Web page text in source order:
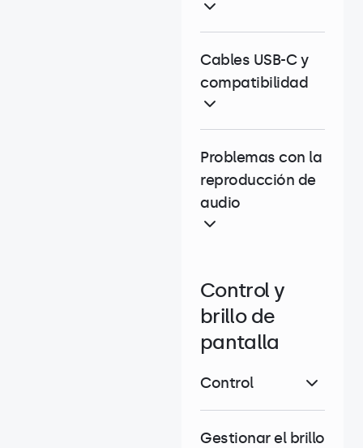
Cables USB-C y
compatibilidad
Problemas con la
reproducción de
audio
Control y
brillo de
pantalla
Control
Gestionar el brillo